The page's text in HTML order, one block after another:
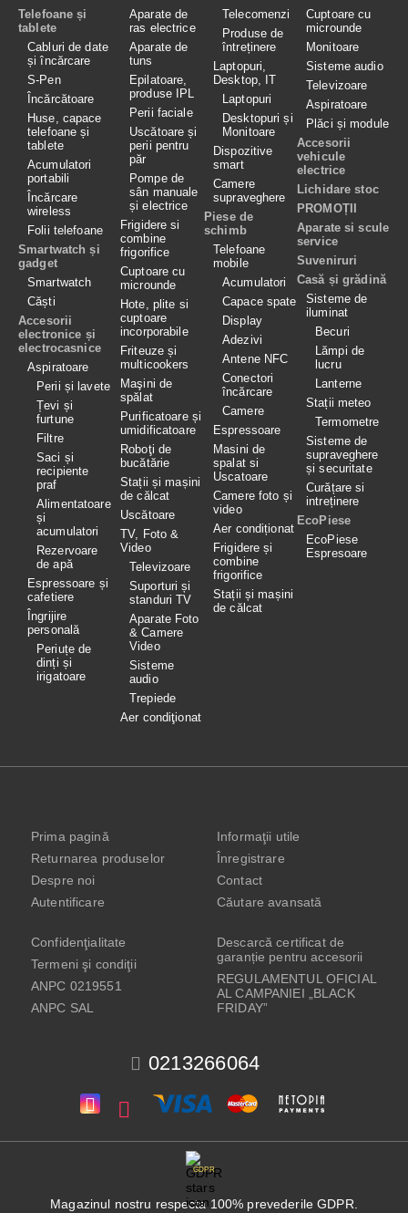
Telefoane și
tablete
Cabluri de date
și încărcare
S-Pen
Încărcătoare
Huse, capace
telefoane și
tablete
Acumulatori
portabili
Încărcare
wireless
Folii telefoane
Smartwatch și
gadget
Smartwatch
Căști
Accesorii
electronice și
electrocasnice
Aspiratoare
Perii și lavete
Țevi și
furtune
Filtre
Saci și
recipiente
praf
Alimentatoare
și
acumulatori
Rezervoare
de apă
Espressoare și
cafetiere
Îngrijire
personală
Periuțe de
dinți și
irigatoare
Aparate de
ras electrice
Aparate de
tuns
Epilatoare,
produse IPL
Perii faciale
Uscătoare și
perii pentru
păr
Pompe de
sân manuale
și electrice
Frigidere si
combine
frigorifice
Cuptoare cu
microunde
Hote, plite si
cuptoare
incorporabile
Friteuze și
multicookers
Maşini de
spălat
Purificatoare și
umidificatoare
Roboţi de
bucătărie
Stații și mașini
de călcat
Uscătoare
TV, Foto &
Video
Televizoare
Suporturi și
standuri TV
Aparate Foto
& Camere
Video
Sisteme
audio
Trepiede
Aer condiţionat
Telecomenzi
Produse de
întreținere
Laptopuri,
Desktop, IT
Laptopuri
Desktopuri și
Monitoare
Dispozitive
smart
Camere
supraveghere
Piese de
schimb
Telefoane
mobile
Acumulatori
Capace spate
Display
Adezivi
Antene NFC
Conectori
încărcare
Camere
Espressoare
Masini de
spalat si
Uscatoare
Camere foto și
video
Aer condiționat
Frigidere și
combine
frigorifice
Stații și mașini
de călcat
Cuptoare cu
microunde
Monitoare
Sisteme audio
Televizoare
Aspiratoare
Plăci și module
Accesorii
vehicule
electrice
Lichidare stoc
PROMOȚII
Aparate si scule
service
Suveniruri
Casă și grădină
Sisteme de
iluminat
Becuri
Lămpi de
lucru
Lanterne
Stații meteo
Termometre
Sisteme de
supraveghere
și securitate
Curățare si
intreținere
EcoPiese
EcoPiese
Espresoare
0213266064
Prima pagină
Returnarea produselor
Despre noi
Autentificare
Informaţii utile
Înregistrare
Contact
Căutare avansată
Confidenţialitate
Termeni şi condiţii
ANPC 0219551
ANPC SAL
Descarcă certificat de
garanție pentru accesorii
REGULAMENTUL OFICIAL
AL CAMPANIEI „BLACK
FRIDAY”
GDPR
Magazinul nostru respecta 100% prevederile GDPR.